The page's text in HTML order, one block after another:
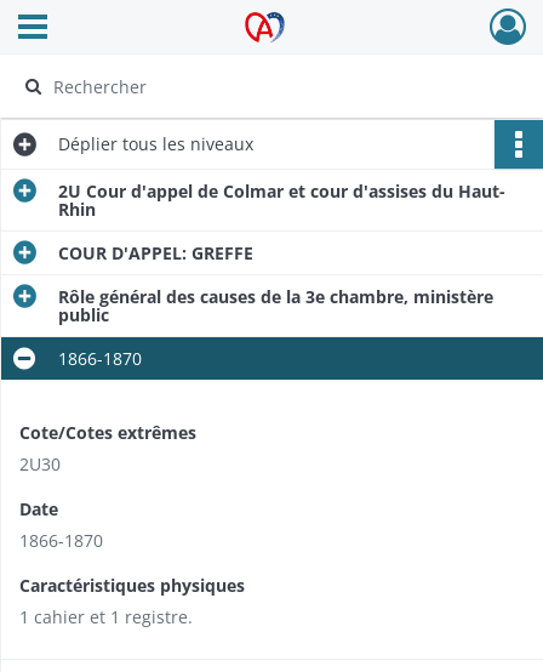
Archives Alsace - Colmar
Ouvrir le menu déroulant
Déplier tous les niveaux
2U Cour d'appel de Colmar et cour d'assises du Haut-
Rhin
COUR D'APPEL: GREFFE
Rôle général des causes de la 3e chambre, ministère
public
1866-1870
Cote/Cotes extrêmes
2U30
Date
1866-1870
Caractéristiques physiques
1 cahier et 1 registre.